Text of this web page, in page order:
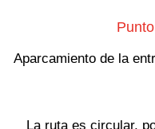
Aparcamiento de la
La ruta es circular,